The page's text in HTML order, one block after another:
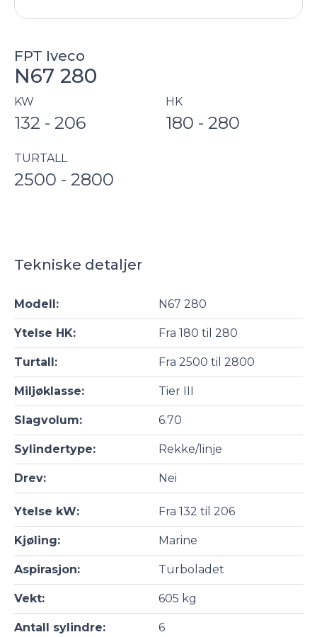
FPT Iveco
N67 280
KW
132 - 206
HK
180 - 280
TURTALL
2500 - 2800
Tekniske detaljer
Modell: N67 280
Ytelse HK: Fra 180 til 280
Turtall: Fra 2500 til 2800
Miljøklasse: Tier III
Slagvolum: 6.70
Sylindertype: Rekke/linje
Drev: Nei
Ytelse kW: Fra 132 til 206
Kjøling: Marine
Aspirasjon: Turboladet
Vekt: 605 kg
Antall sylindre: 6